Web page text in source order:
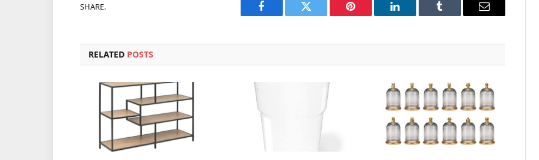
SHARE.
Facebook Twitter Pinterest LinkedIn Tumblr Email
RELATED POSTS